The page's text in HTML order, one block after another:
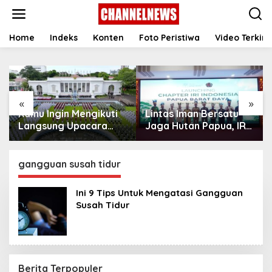
t
Home Indeks Konten Foto Peristiwa Video Terkini
« »
Kamu Ingin Mengikuti
Langsung Upacara
HUT Ke-81
Istana? Ini Link
Pendaftaran Resminya
di Sini
Lintas Iman Bersatu
Jaga Hutan Papua, IRI
Indonesia Resmikan
gangguan susah tidur
Ini 9 Tips Untuk Mengatasi Gangguan
Susah Tidur
Berita Terpopuler